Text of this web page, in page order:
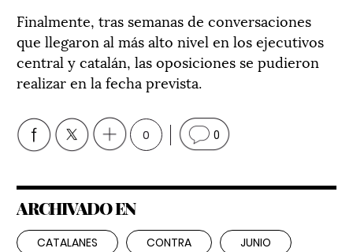
Finalmente, tras semanas de conversaciones
que llegaron al más alto nivel en los ejecutivos
central y catalán, las oposiciones se pudieron
realizar en la fecha prevista.
0 0
ARCHIVADO EN
CATALANES CONTRA JUNIO